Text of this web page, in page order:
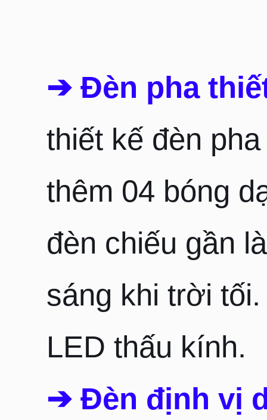
➔ Đèn pha
thiết kế đèn
thêm 04 bóng
đèn chiếu gần
sáng khi trời
LED thấu kính.
➔ Đèn định vị